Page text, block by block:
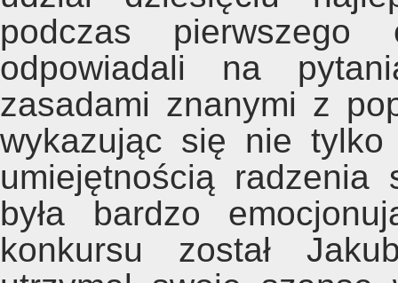
podczas pierwszego
odpowiadali na
zasadami znanymi z
wykazując się nie
umiejętnością radzenia
była bardzo
konkursu został